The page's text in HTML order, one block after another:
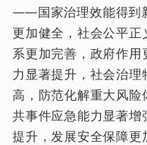
——国家治理效能得到
更加健全，社会公平
系更加完善，政府作
力显著提升，社会治
高，防范化解重大风
共事件应急能力显著增
提升，发展安全保障